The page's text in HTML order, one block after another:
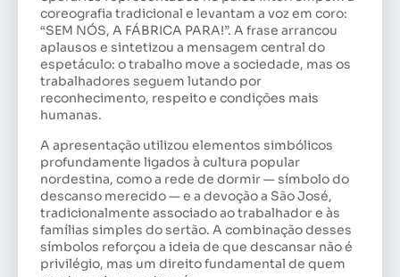
coreografia tradicional e levantam a voz em coro:
“SEM NÓS, A FÁBRICA PARA!”. A frase arrancou
aplausos e sintetizou a mensagem central do
espetáculo: o trabalho move a sociedade, mas os
trabalhadores seguem lutando por
reconhecimento, respeito e condições mais
humanas.
A apresentação utilizou elementos simbólicos
profundamente ligados à cultura popular
nordestina, como a rede de dormir — símbolo do
descanso merecido — e a devoção a São José,
tradicionalmente associado ao trabalhador e às
famílias simples do sertão. A combinação desses
símbolos reforçou a ideia de que descansar não é
privilégio, mas um direito fundamental de quem